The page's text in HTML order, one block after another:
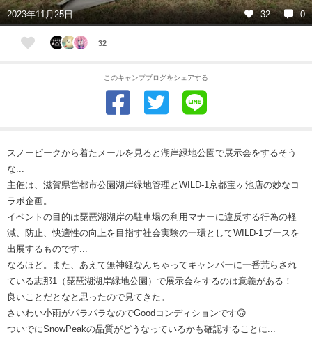
2023年11月25日 32 0
32
このキャンプブログをシェアする
スノーピークから着たメールを見ると湖岸緑地公園で展示会をするそう
な...
主催は、滋賀県営都市公園湖岸緑地管理とWILD-1京都宝ヶ池店の妙なコ
ラボ企画。
イベントの目的は琵琶湖湖岸の駐車場の利用マナーに違反する行為の軽
減、防止、快適性の向上を目指す社会実験の一環としてWILD-1ブースを
出展するものです...
なるほど。また、あえて無神経なんちゃってキャンパーに一番荒らされ
ている志那1（琵琶湖湖岸緑地公園）で展示会をするのは意義がある！
良いことだとなと思ったので見てきた。
さいわい小雨がパラパラなのでGoodコンディションです🙃
ついでにSnowPeakの品質がどうなっているかも確認することに...